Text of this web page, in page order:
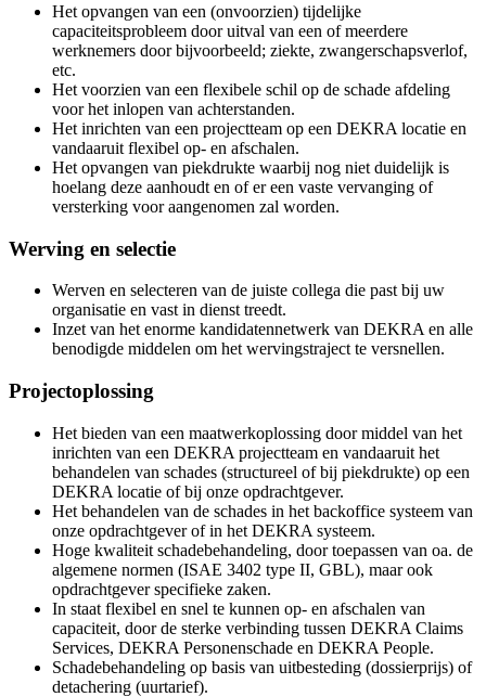
Het opvangen van een (onvoorzien) tijdelijke
capaciteitsprobleem door uitval van een of meerdere
werknemers door bijvoorbeeld; ziekte, zwangerschapsverlof,
etc.
Het voorzien van een flexibele schil op de schade afdeling
voor het inlopen van achterstanden.
Het inrichten van een projectteam op een DEKRA locatie en
vandaaruit flexibel op- en afschalen.
Het opvangen van piekdrukte waarbij nog niet duidelijk is
hoelang deze aanhoudt en of er een vaste vervanging of
versterking voor aangenomen zal worden.
Werving en selectie
Werven en selecteren van de juiste collega die past bij uw
organisatie en vast in dienst treedt.
Inzet van het enorme kandidatennetwerk van DEKRA en alle
benodigde middelen om het wervingstraject te versnellen.
Projectoplossing
Het bieden van een maatwerkoplossing door middel van het
inrichten van een DEKRA projectteam en vandaaruit het
behandelen van schades (structureel of bij piekdrukte) op een
DEKRA locatie of bij onze opdrachtgever.
Het behandelen van de schades in het backoffice systeem van
onze opdrachtgever of in het DEKRA systeem.
Hoge kwaliteit schadebehandeling, door toepassen van oa. de
algemene normen (ISAE 3402 type II, GBL), maar ook
opdrachtgever specifieke zaken.
In staat flexibel en snel te kunnen op- en afschalen van
capaciteit, door de sterke verbinding tussen DEKRA Claims
Services, DEKRA Personenschade en DEKRA People.
Schadebehandeling op basis van uitbesteding (dossierprijs) of
detachering (uurtarief).